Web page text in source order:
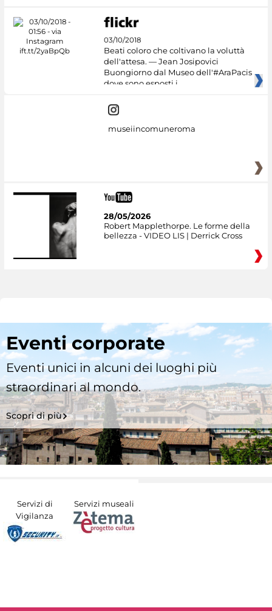
03/10/2018
Beati coloro che coltivano la voluttà
dell'attesa. — Jean Josipovici
Buongiorno dal Museo dell'#AraPacis
dove sono esposti i
museiincomuneroma
28/05/2026
Robert Mapplethorpe. Le forme della
bellezza - VIDEO LIS | Derrick Cross
Eventi corporate
Eventi unici in alcuni dei luoghi più
straordinari al mondo.
Scopri di più
Servizi di
Vigilanza
Servizi museali